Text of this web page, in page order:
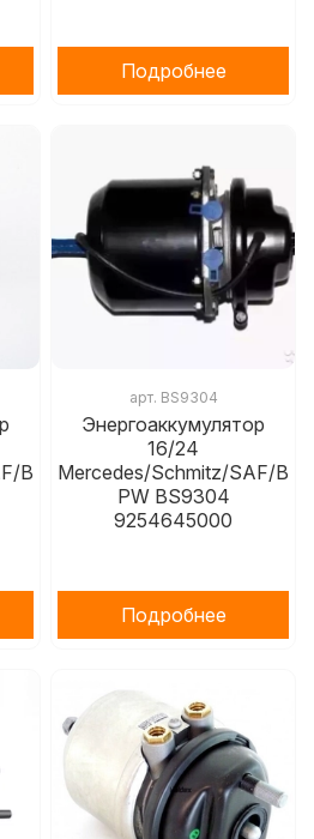
Подробнее
B
арт. BS9304
Энергоаккумулятор
16/24
Mercedes/Schmitz/SAF/B
PW BS9304
9254645000
Подробнее